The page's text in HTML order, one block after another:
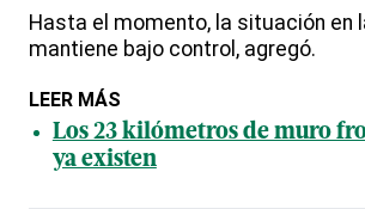
Hasta el momento, la situación en
mantiene bajo control, agregó.
LEER MÁS
Los 23 kilómetros de muro
ya existen